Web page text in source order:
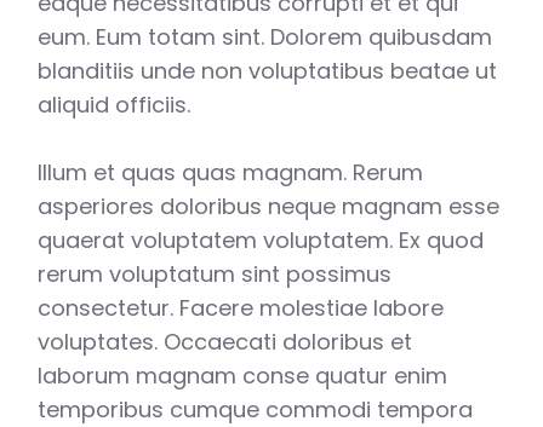
eum. Eum totam sint. Dolorem quibusdam
blanditiis unde non voluptatibus beatae ut
aliquid officiis.
Illum et quas quas magnam. Rerum
asperiores doloribus neque magnam esse
quaerat voluptatem voluptatem. Ex quod
rerum voluptatum sint possimus
consectetur. Facere molestiae labore
voluptates. Occaecati doloribus et
laborum magnam conse quatur enim
temporibus cumque commodi tempora